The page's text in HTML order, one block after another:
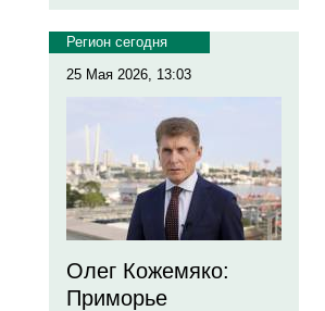
Регион сегодня
25 Мая 2026, 13:03
Олег Кожемяко:
Приморье